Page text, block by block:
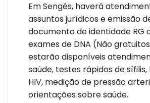
Em Sengés, haverá
assuntos jurídicos e emissão
documento de identidade RG
exames de DNA (Não
estarão disponíveis
saúde, testes rápidos de
HIV, medição de pressão
orientações sobre saúde.